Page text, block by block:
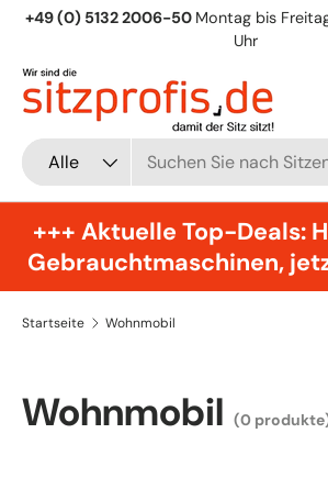
+49 (0) 5132 2006-50 Montag bis
Uhr
Suchen
Art
Alle
+++ Aktuelle Top-Deals:
Gebrauchtmaschinen,
Startseite Wohnmobil
Wohnmobil (0